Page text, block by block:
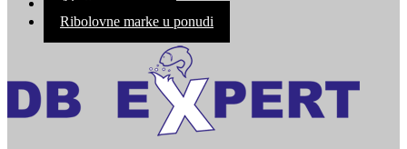
Akcija
Ribolovne marke u ponudi